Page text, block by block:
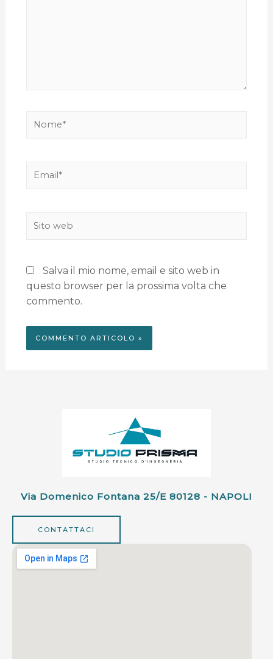
Salva il mio nome, email e sito web in
questo browser per la prossima volta che
commento.
Via Domenico Fontana 25/e 80128 - NAPOLI
CONTATTACI